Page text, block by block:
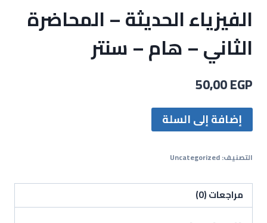
الفيزياء الحديثة – المحاضرة
الثاني – هام – سنتر
50,00EGP
إضافة إلى السلة
التصنيف:Uncategorized
مراجعات (0)